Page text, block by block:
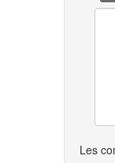
Les